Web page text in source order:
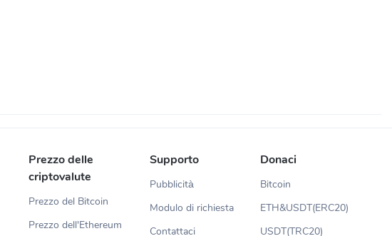
Prezzo delle
criptovalute
Prezzo del Bitcoin
Prezzo dell'Ethereum
Supporto
Pubblicità
Modulo di richiesta
Contattaci
Donaci
Bitcoin
ETH&USDT(ERC20)
USDT(TRC20)